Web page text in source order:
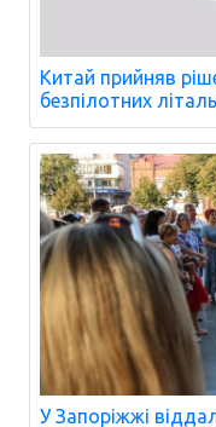
Китай прийняв
безпілотних
У Запоріжжі